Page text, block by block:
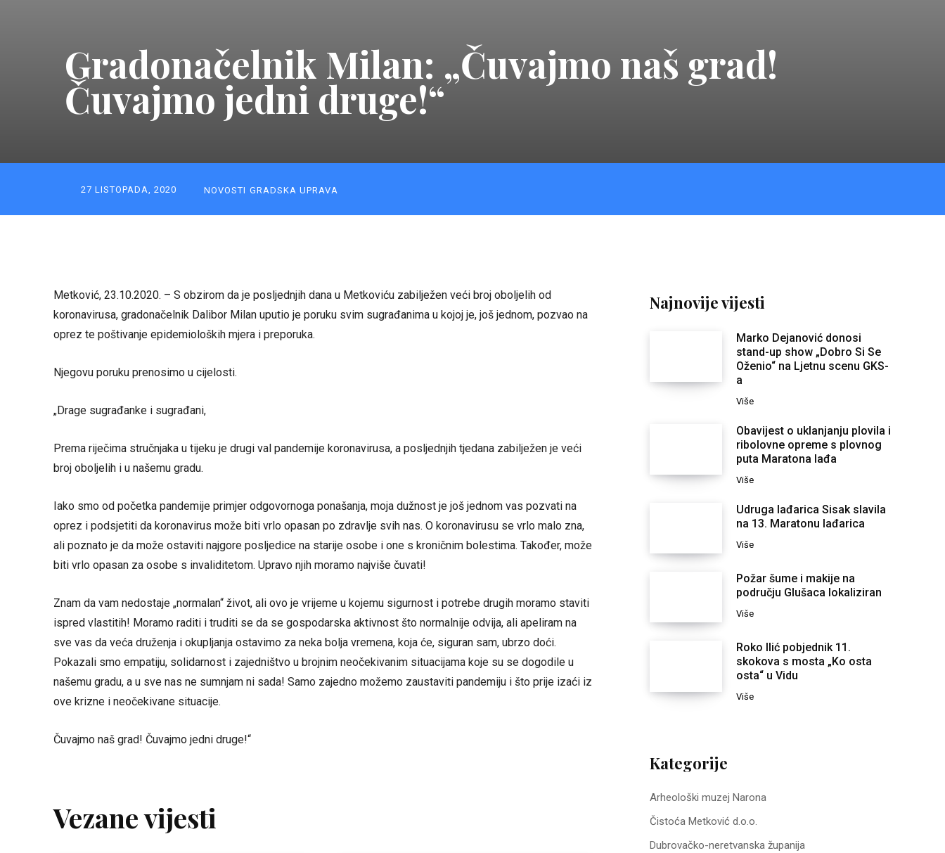
Gradonačelnik Milan: „Čuvajmo naš grad!
Čuvajmo jedni druge!“
27 LISTOPADA, 2020 NOVOSTI GRADSKA UPRAVA
Metković, 23.10.2020. – S obzirom da je posljednjih dana u Metkoviću zabilježen veći broj oboljelih od
koronavirusa, gradonačelnik Dalibor Milan uputio je poruku svim sugrađanima u kojoj je, još jednom, pozvao na
oprez te poštivanje epidemioloških mjera i preporuka.
Njegovu poruku prenosimo u cijelosti.
„Drage sugrađanke i sugrađani,
Prema riječima stručnjaka u tijeku je drugi val pandemije koronavirusa, a posljednjih tjedana zabilježen je veći
broj oboljelih i u našemu gradu.
Iako smo od početka pandemije primjer odgovornoga ponašanja, moja dužnost je još jednom vas pozvati na
oprez i podsjetiti da koronavirus može biti vrlo opasan po zdravlje svih nas. O koronavirusu se vrlo malo zna,
ali poznato je da može ostaviti najgore posljedice na starije osobe i one s kroničnim bolestima. Također, može
biti vrlo opasan za osobe s invaliditetom. Upravo njih moramo najviše čuvati!
Znam da vam nedostaje „normalan“ život, ali ovo je vrijeme u kojemu sigurnost i potrebe drugih moramo staviti
ispred vlastitih! Moramo raditi i truditi se da se gospodarska aktivnost što normalnije odvija, ali apeliram na
sve vas da veća druženja i okupljanja ostavimo za neka bolja vremena, koja će, siguran sam, ubrzo doći.
Pokazali smo empatiju, solidarnost i zajedništvo u brojnim neočekivanim situacijama koje su se dogodile u
našemu gradu, a u sve nas ne sumnjam ni sada! Samo zajedno možemo zaustaviti pandemiju i što prije izaći iz
ove krizne i neočekivane situacije.
Čuvajmo naš grad! Čuvajmo jedni druge!“
Vezane vijesti
Najnovije vijesti
Marko Dejanović donosi
stand-up show „Dobro Si Se
Oženio“ na Ljetnu scenu GKS-
a
Više
Obavijest o uklanjanju plovila i
ribolovne opreme s plovnog
puta Maratona lađa
Više
Udruga lađarica Sisak slavila
na 13. Maratonu lađarica
Više
Požar šume i makije na
području Glušaca lokaliziran
Više
Roko Ilić pobjednik 11.
skokova s mosta „Ko osta
osta“ u Vidu
Više
Kategorije
Arheološki muzej Narona
Čistoća Metković d.o.o.
Dubrovačko-neretvanska županija